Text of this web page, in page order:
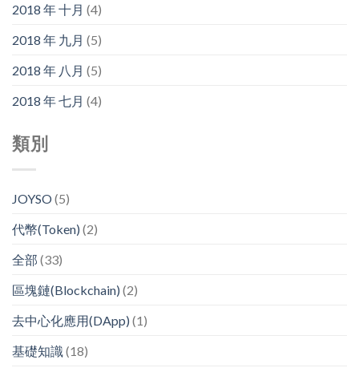
2018 年 十月 (4)
2018 年 九月 (5)
2018 年 八月 (5)
2018 年 七月 (4)
類別
JOYSO(5)
代幣(Token) (2)
全部 (33)
區塊鏈(Blockchain) (2)
去中心化應用(DApp) (1)
基礎知識 (18)